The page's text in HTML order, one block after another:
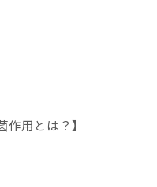
作用とは？】